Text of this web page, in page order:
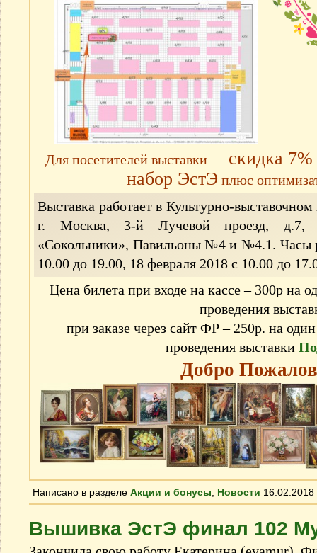
Для посетителей выставки — скидка
набор ЭстЭ плюс
Выставка работает в Культурно-
г. Москва, 3-й Лучевой проезд, д.7,
«Сокольники», Павильоны №4 и №4.1. Часы
10.00 до 19.00, 18 февраля 2018 с 10.00 до
Цена билета при входе на кассе – 300р на
проведения
при заказе через сайт ФР – 250р. на
проведения выставки
Добро
Написано в разделе Акции и бонусы Новости 16.02.2018
Вышивка ЭстЭ финал 102